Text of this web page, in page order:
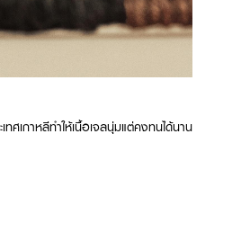
ทศเกาหลีทำให้เนื้อเจลนุ่มแต่คงทนได้นาน